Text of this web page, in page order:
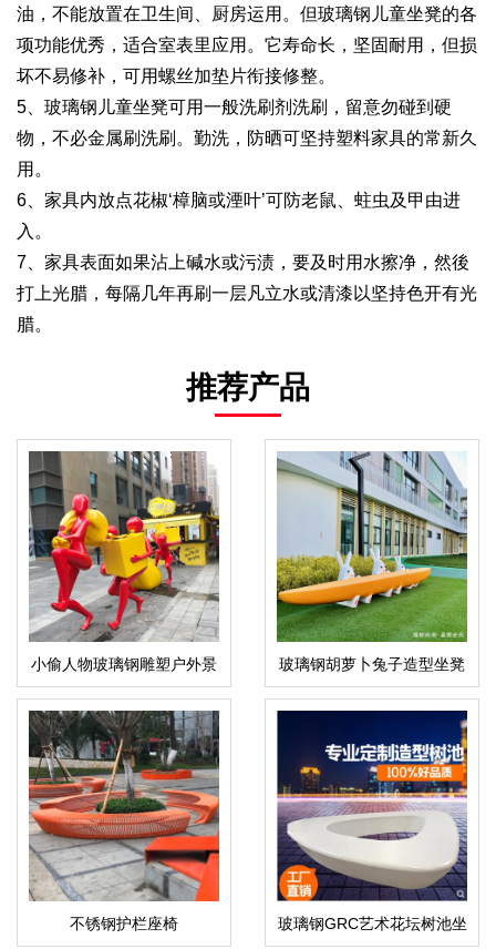
油，不能放置在卫生间、厨房运用。但玻璃钢儿童坐凳的各
项功能优秀，适合室表里应用。它寿命长，坚固耐用，但损
坏不易修补，可用螺丝加垫片衔接修整。
5、玻璃钢儿童坐凳可用一般洗刷剂洗刷，留意勿碰到硬
物，不必金属刷洗刷。勤洗，防晒可坚持塑料家具的常新久
用。
6、家具内放点花椒‘樟脑或湮叶’可防老鼠、蛀虫及甲由进
入。
7、家具表面如果沾上碱水或污渍，要及时用水擦净，然後
打上光腊，每隔几年再刷一层凡立水或清漆以坚持色开有光
腊。
推荐产品
小偷人物玻璃钢雕塑户外景
观广场公园雕塑
玻璃钢胡萝卜兔子造型坐凳
卡通儿童艺术座椅
不锈钢护栏座椅
玻璃钢GRC艺术花坛树池坐